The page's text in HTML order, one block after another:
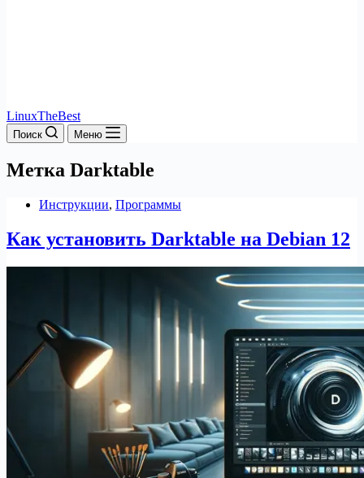
LinuxTheBest
Поиск Меню
Метка Darktable
Инструкции, Программы
Как установить Darktable на Debian 12